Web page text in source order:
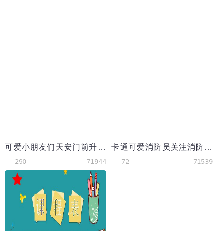
可爱小朋友们天安门前升国旗欢度国庆手抄报wps
290 71944
卡通可爱消防员关注消防手抄报
72 71539